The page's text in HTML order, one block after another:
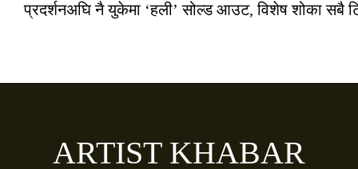
प्रदर्शनअघि नै युकेमा ‘हली’ सोल्ड आउट, विशेष शोका सबै
ARTIST KHABAR